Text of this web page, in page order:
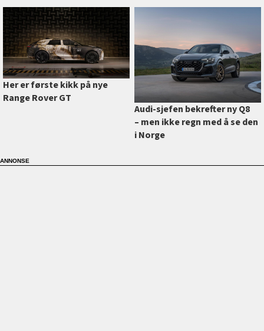
Her er første kikk på nye
Range Rover GT
Audi-sjefen bekrefter ny Q8
–⁠ men ikke regn med å se den
i Norge